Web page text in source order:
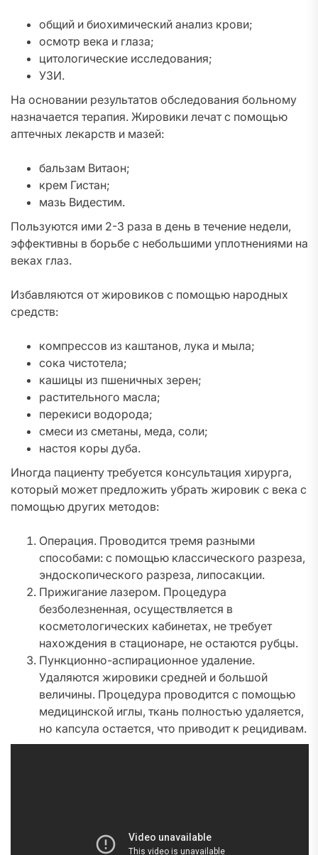
общий и биохимический анализ крови;
осмотр века и глаза;
цитологические исследования;
УЗИ.
На основании результатов обследования больному
назначается терапия. Жировики лечат с помощью
аптечных лекарств и мазей:
бальзам Витаон;
крем Гистан;
мазь Видестим.
Пользуются ими 2-3 раза в день в течение недели,
эффективны в борьбе с небольшими уплотнениями на
веках глаз.
Избавляются от жировиков с помощью народных
средств:
компрессов из каштанов, лука и мыла;
сока чистотела;
кашицы из пшеничных зерен;
растительного масла;
перекиси водорода;
смеси из сметаны, меда, соли;
настоя коры дуба.
Иногда пациенту требуется консультация хирурга,
который может предложить убрать жировик с века с
помощью других методов:
Операция. Проводится тремя разными
способами: с помощью классического разреза,
эндоскопического разреза, липосакции.
Прижигание лазером. Процедура
безболезненная, осуществляется в
косметологических кабинетах, не требует
нахождения в стационаре, не остаются рубцы.
Пункционно-аспирационное удаление.
Удаляются жировики средней и большой
величины. Процедура проводится с помощью
медицинской иглы, ткань полностью удаляется,
но капсула остается, что приводит к рецидивам.